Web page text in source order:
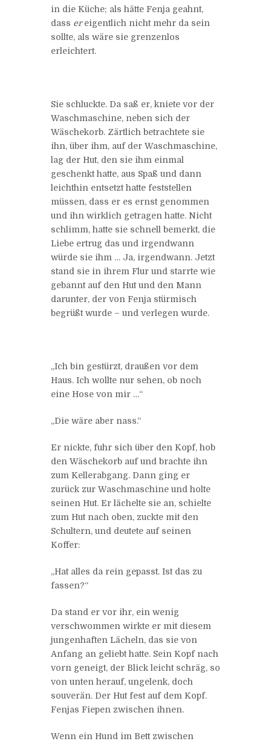
in die Küche; als hätte Fenja geahnt,
dass ereigentlich nicht mehr da sein
sollte, als wäre sie grenzenlos
erleichtert.
Sie schluckte. Da saß er, kniete vor der
Waschmaschine, neben sich der
Wäschekorb. Zärtlich betrachtete sie
ihn, über ihm, auf der Waschmaschine,
lag der Hut, den sie ihm einmal
geschenkt hatte, aus Spaß und dann
leichthin entsetzt hatte feststellen
müssen, dass er es ernst genommen
und ihn wirklich getragen hatte. Nicht
schlimm, hatte sie schnell bemerkt, die
Liebe ertrug das und irgendwann
würde sie ihm … Ja, irgendwann. Jetzt
stand sie in ihrem Flur und starrte wie
gebannt auf den Hut und den Mann
darunter, der von Fenja stürmisch
begrüßt wurde – und verlegen wurde.
„Ich bin gestürzt, draußen vor dem
Haus. Ich wollte nur sehen, ob noch
eine Hose von mir …“
„Die wäre aber nass.“
Er nickte, fuhr sich über den Kopf, hob
den Wäschekorb auf und brachte ihn
zum Kellerabgang. Dann ging er
zurück zur Waschmaschine und holte
seinen Hut. Er lächelte sie an, schielte
zum Hut nach oben, zuckte mit den
Schultern, und deutete auf seinen
Koffer:
„Hat alles da rein gepasst. Ist das zu
fassen?“
Da stand er vor ihr, ein wenig
verschwommen wirkte er mit diesem
jungenhaften Lächeln, das sie von
Anfang an geliebt hatte. Sein Kopf nach
vorn geneigt, der Blick leicht schräg, so
von unten herauf, ungelenk, doch
souverän. Der Hut fest auf dem Kopf.
Fenjas Fiepen zwischen ihnen.
Wenn ein Hund im Bett zwischen